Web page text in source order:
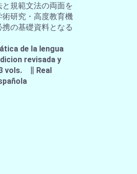
規範文法の両面を
研究・高度教育機
の基礎資料となる
de la lengua
revisada y
vols. ∥ Real